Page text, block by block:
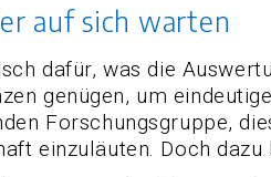
auf sich warten
dafür, was die
genügen, um
Forschungsgruppe,
einzuläuten. Doch